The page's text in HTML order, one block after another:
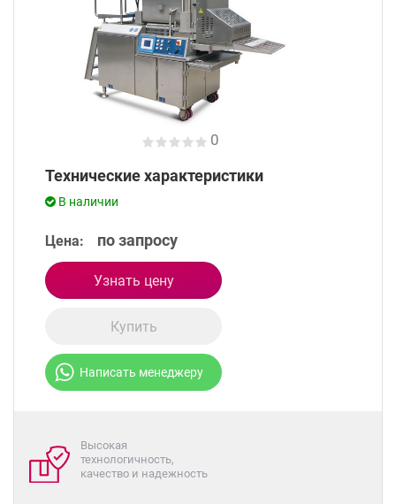
0
Технические характеристики
В наличии
Цена: по запросу
Узнать цену
Купить
Написать менеджеру
Высокая
технологичность,
качество и надежность